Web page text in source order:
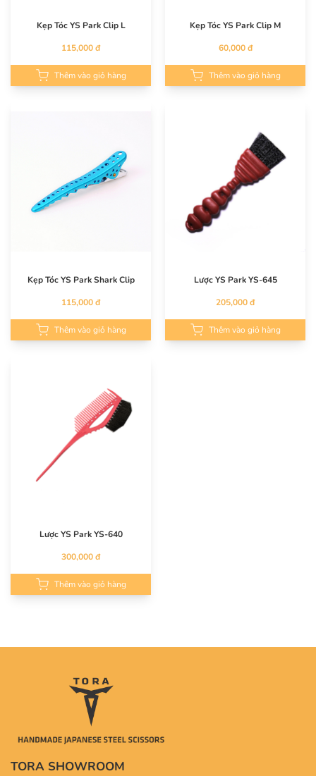
Kẹp Tóc YS Park Clip L
115,000 đ
Thêm vào giỏ hàng
Kẹp Tóc YS Park Clip M
60,000 đ
Thêm vào giỏ hàng
Kẹp Tóc YS Park Shark Clip
115,000 đ
Thêm vào giỏ hàng
Lược YS Park YS-645
205,000 đ
Thêm vào giỏ hàng
Lược YS Park YS-640
300,000 đ
Thêm vào giỏ hàng
TORA SHOWROOM